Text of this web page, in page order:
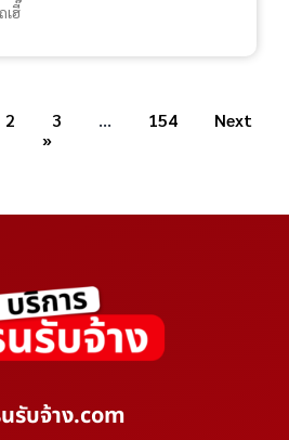
เฮี๊
2 3 … 154
Next
»
รับจ้าง.com